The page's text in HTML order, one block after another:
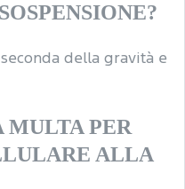
della gravità e
MULTA PER
ALLA